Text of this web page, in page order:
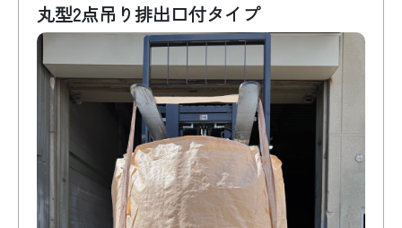
丸型2点吊り排出口付タイプ